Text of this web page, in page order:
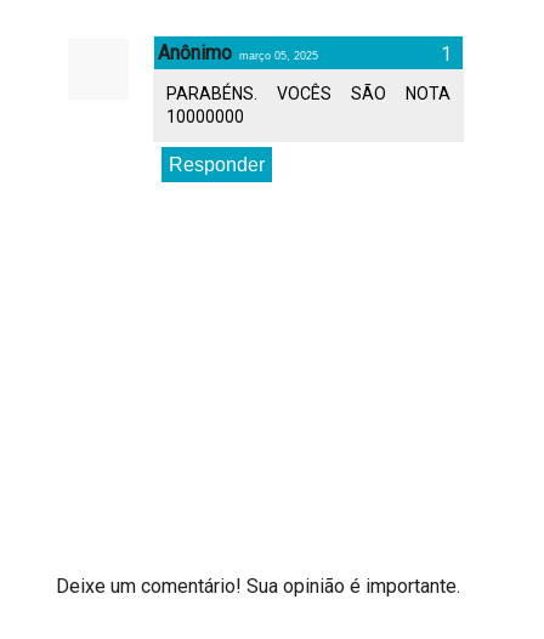
Anônimo março 05, 2025
PARABÉNS. VOCÊS SÃO NOTA
10000000
Responder
Deixe um comentário! Sua opinião é importante.